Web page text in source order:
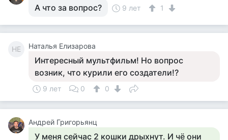
А что за вопрос? 9 лет 1
НЕ Наталья Елизарова
Интересный мультфильм! Но вопрос
возник, что курили его создатели!?
9 лет 0 0
Андрей Григорьянц
У меня сейчас 2 кошки дрыхнут. И чё они